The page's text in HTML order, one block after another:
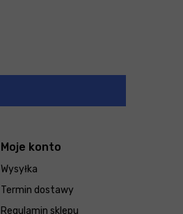
Moje konto
Wysyłka
Termin dostawy
Regulamin sklepu